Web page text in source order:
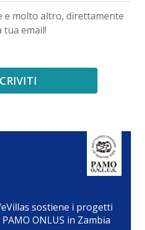
e molto altro, direttamente
tua email!
sostiene i progetti
PAMO ONLUS in Zambia